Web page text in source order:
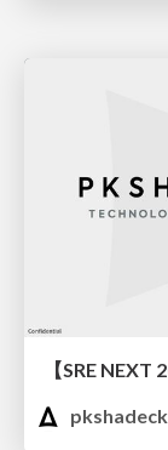
pkshadeck